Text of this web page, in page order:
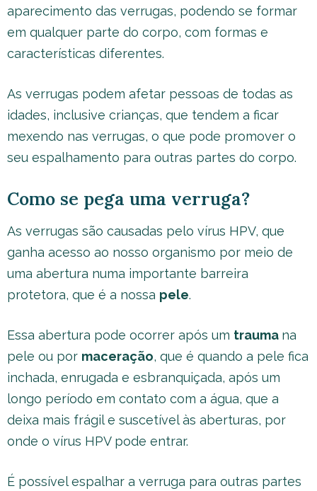
aparecimento das verrugas, podendo se formar
em qualquer parte do corpo, com formas e
características diferentes.
As verrugas podem afetar pessoas de todas as
idades, inclusive crianças, que tendem a ficar
mexendo nas verrugas, o que pode promover o
seu espalhamento para outras partes do corpo.
Como se pega uma verruga?
As verrugas são causadas pelo vírus HPV, que
ganha acesso ao nosso organismo por meio de
uma abertura numa importante barreira
protetora, que é a nossa pele.
Essa abertura pode ocorrer após um trauma na
pele ou por maceração, que é quando a pele fica
inchada, enrugada e esbranquiçada, após um
longo período em contato com a água, que a
deixa mais frágil e suscetível às aberturas, por
onde o vírus HPV pode entrar.
É possível espalhar a verruga para outras partes